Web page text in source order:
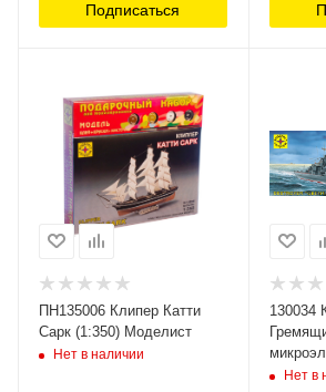
Подписаться
ПН135006 Клипер Катти
Сарк (1:350) Моделист
Нет в наличии
130034
Нет в